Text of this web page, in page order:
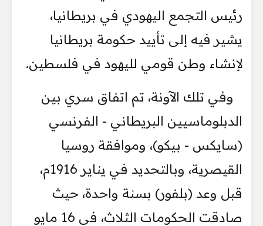
رئيس التجمع اليهودي في بريطانيا،
يشير فيه إلى تأييد حكومة بريطانيا
لإنشاء وطن قومي لليهود في فلسطين.
وفي تلك الآونة، تم اتفاق سري بين
الدبلوماسيين البريطاني - الفرنسي
(سايكس - بيكو)، وموافقة روسيا
القيصرية، وبالتحديد في يناير 1916م،
قبل وعد (بلفور) بسنة واحدة، حيث
صادقت الحكومات الثلاث، في 16 مايو